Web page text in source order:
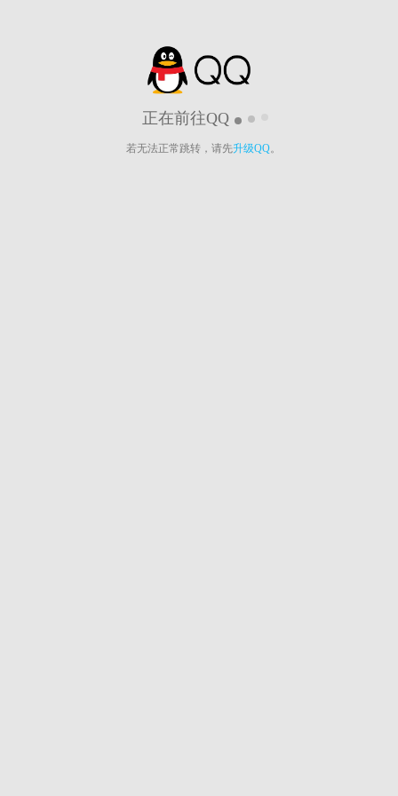
正在前往QQ
若无法正常跳转，请先升级QQ。